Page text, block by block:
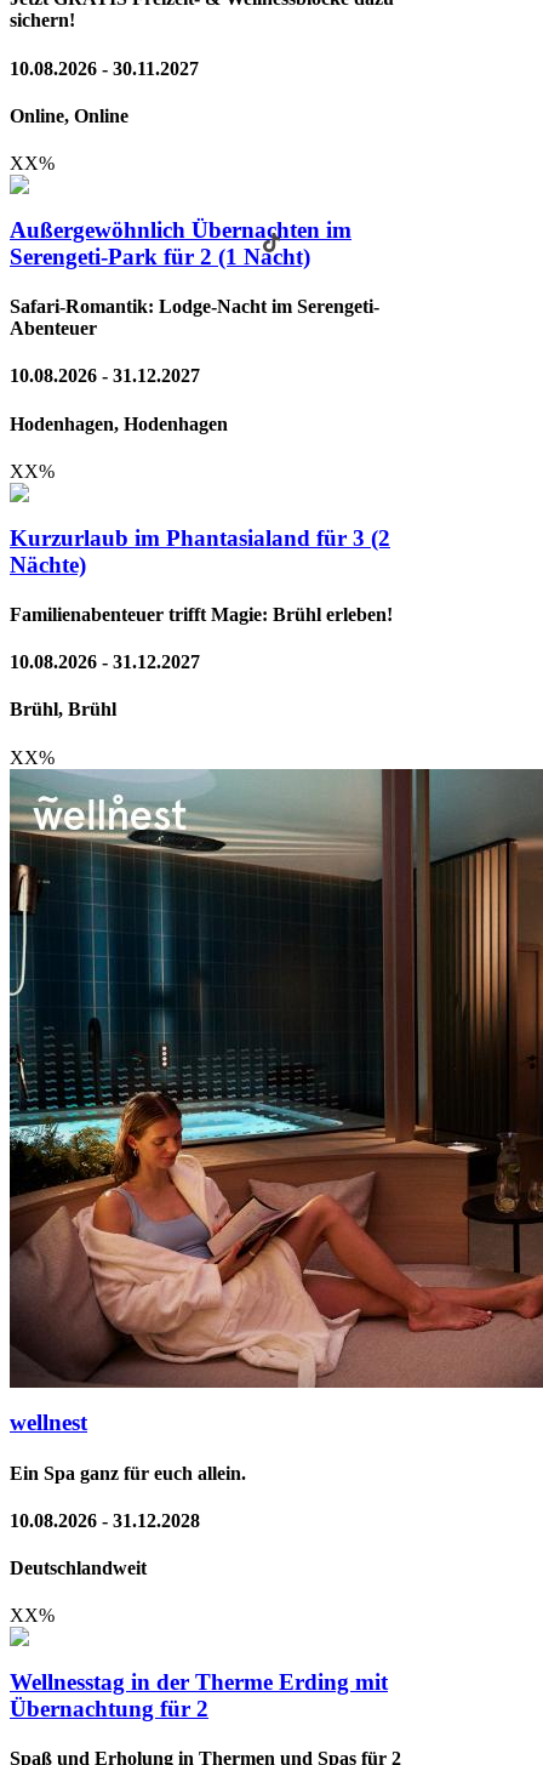
sichern!
10.08.2026 - 30.11.2027
Online, Online
XX%
Außergewöhnlich Übernachten im
Serengeti-Park für 2 (1 Nacht)
Safari-Romantik: Lodge-Nacht im Serengeti-
Abenteuer
10.08.2026 - 31.12.2027
Hodenhagen, Hodenhagen
XX%
Kurzurlaub im Phantasialand für 3 (2
Nächte)
Familienabenteuer trifft Magie: Brühl erleben!
10.08.2026 - 31.12.2027
Brühl, Brühl
XX%
wellnest
Ein Spa ganz für euch allein.
10.08.2026 - 31.12.2028
Deutschlandweit
XX%
Wellnesstag in der Therme Erding mit
Übernachtung für 2
Spaß und Erholung in Thermen und Spas für 2